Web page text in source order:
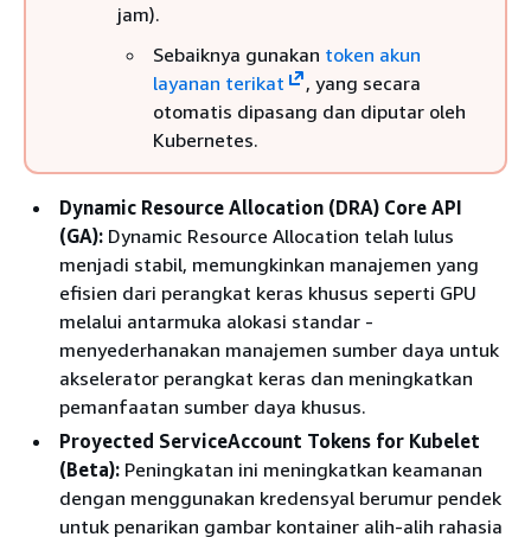
jam).
Sebaiknya gunakan token akun
layanan terikat
, yang secara
otomatis dipasang dan diputar oleh
Kubernetes.
Dynamic Resource Allocation (DRA) Core API
(GA): Dynamic Resource Allocation telah lulus
menjadi stabil, memungkinkan manajemen yang
efisien dari perangkat keras khusus seperti GPU
melalui antarmuka alokasi standar -
menyederhanakan manajemen sumber daya untuk
akselerator perangkat keras dan meningkatkan
pemanfaatan sumber daya khusus.
Proyected ServiceAccount Tokens for Kubelet
(Beta): Peningkatan ini meningkatkan keamanan
dengan menggunakan kredensyal berumur pendek
untuk penarikan gambar kontainer alih-alih rahasia